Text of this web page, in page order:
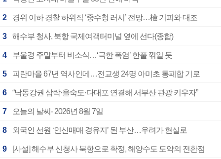
2 경위 이하 경찰 하위직 ‘중수청 러시’ 전망…檢 기피와 대조
3 해수부 청사, 북항 국제여객터미널 옆에 선다(종합)
4 부울경 주말부터 비소식…‘극한 폭염’ 한풀 꺾일 듯
5 피란마을 67년 역사인데…전교생 24명 아미초 통폐합 기로
6 “낙동강권 삼락·을숙도·다대포 연결해 서부산 관광 키우자”
7 오늘의 날씨- 2026년 8월 7일
8 외국인 선원 ‘인신매매 경유지’ 된 부산…우려가 현실로
9 [사설] 해수부 신청사 북항으로 확정, 해양수도 도약의 전환점